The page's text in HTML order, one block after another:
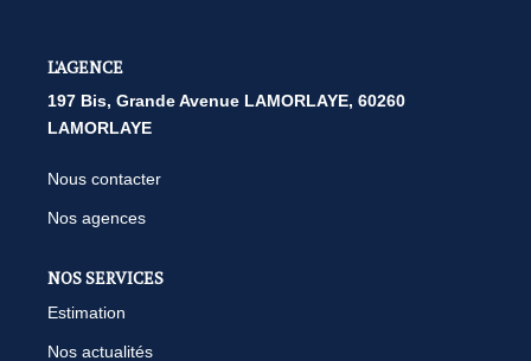
L'AGENCE
197 Bis, Grande Avenue LAMORLAYE, 60260
LAMORLAYE
Nous contacter
Nos agences
NOS SERVICES
Estimation
Nos actualités